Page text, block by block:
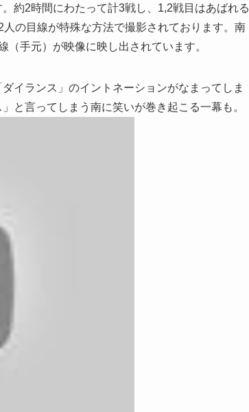
約2時間にわたって計3戦し、1,2戦目はあばれる
の目線が特殊な方法で撮影されております。南
手元）が映像に映し出されています。
イランス」のイントネーションがなまってしま
と言ってしまう南に笑いが巻き起こる一幕も。